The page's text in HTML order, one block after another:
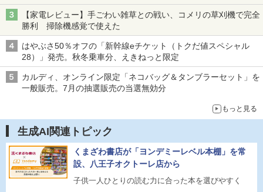
【家電レビュー】手ごわい雑草との戦い、コメリの草刈機で完全
勝利 掃除機感覚で使えた
はやぶさ50％オフの「新幹線eチケット（トクだ値スペシャル
28）」発売。秋冬乗車分、えきねっと限定
カルディ、オンライン限定「ネコバッグ＆タンブラーセット」を
一般販売。7月の抽選販売の当選無効分
もっと見る
生成AI関連トピック
くまざわ書店が「ヨンデミーレベル本棚」を常
設、八王子オクトーレ店から
子供一人ひとりの読む力に合った本を選びやすく